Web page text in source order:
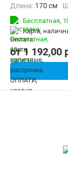
Длина: 170 см
Бесплатная,
карта,
от1 192,00